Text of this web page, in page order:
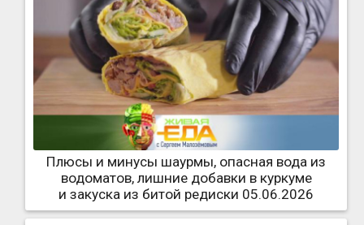
Плюсы и минусы шаурмы, опасная вода из
водоматов, лишние добавки в куркуме
и закуска из битой редиски 05.06.2026